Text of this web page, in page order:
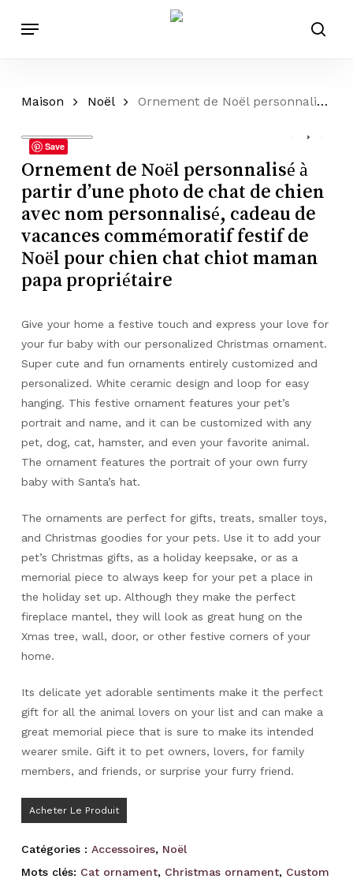
Menu
Maison Noël Ornement de Noël personnalisé à partir d’une photo de chat de chien avec nom personnalisé, cadeau de vacances commémoratif festif de Noël pour chien chat chiot maman papa propriétaire
Save
Ornement de Noël personnalisé à
partir d’une photo de chat de chien
avec nom personnalisé, cadeau de
vacances commémoratif festif de
Noël pour chien chat chiot maman
papa propriétaire
Give your home a festive touch and express your love for
your fur baby with our personalized Christmas ornament.
Super cute and fun ornaments entirely customized and
personalized. White ceramic design and loop for easy
hanging. This festive ornament features your pet’s
portrait and name, and it can be customized with any
pet, dog, cat, hamster, and even your favorite animal.
The ornament features the portrait of your own furry
baby with Santa’s hat.
The ornaments are perfect for gifts, treats, smaller toys,
and Christmas goodies for your pets. Use it to add your
pet’s Christmas gifts, as a holiday keepsake, or as a
memorial piece to always keep for your pet a place in
the holiday set up. Although they make the perfect
fireplace mantel, they will look as great hung on the
Xmas tree, wall, door, or other festive corners of your
home.
Its delicate yet adorable sentiments make it the perfect
gift for all the animal lovers on your list and can make a
great memorial piece that is sure to make its intended
wearer smile. Gift it to pet owners, lovers, for family
members, and friends, or surprise your furry friend.
Acheter Le Produit
Catégories : Accessoires, Noël
Mots clés: Cat ornament, Christmas ornament, Custom